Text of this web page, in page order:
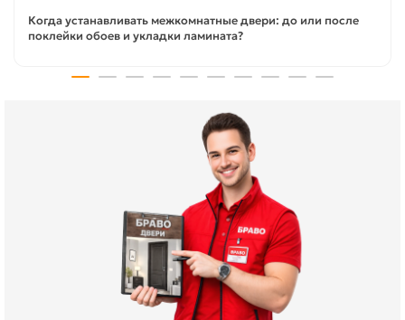
Когда устанавливать межкомнатные двери: до или после
поклейки обоев и укладки ламината?